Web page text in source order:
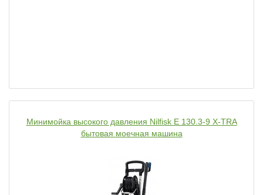
Минимойка высокого давления Nilfisk E 130.3-9 X-TRA
бытовая моечная машина